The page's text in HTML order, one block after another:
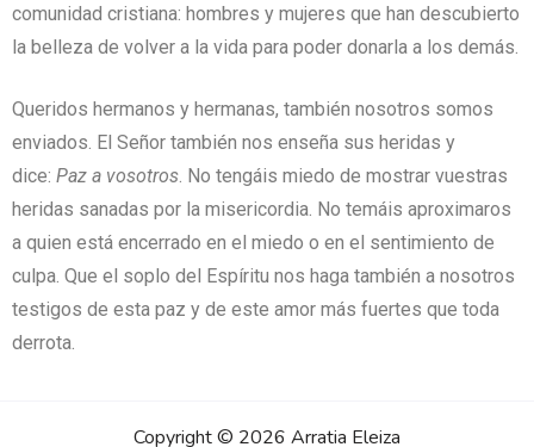
comunidad cristiana: hombres y mujeres que han descubierto
la belleza de volver a la vida para poder donarla a los demás.
Queridos hermanos y hermanas, también nosotros somos
enviados. El Señor también nos enseña sus heridas y
dice: Paz a vosotros . No tengáis miedo de mostrar vuestras
heridas sanadas por la misericordia. No temáis aproximaros
a quien está encerrado en el miedo o en el sentimiento de
culpa. Que el soplo del Espíritu nos haga también a nosotros
testigos de esta paz y de este amor más fuertes que toda
derrota.
Copyright © 2026 Arratia Eleiza